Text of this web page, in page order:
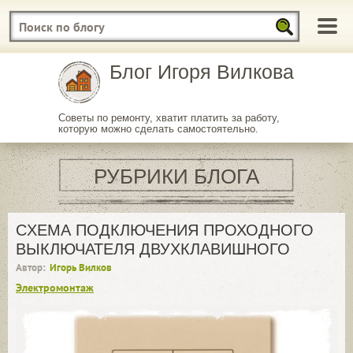
Блог Игоря Вилкова
Советы по ремонту, хватит платить за работу,
которую можно сделать самостоятельно.
РУБРИКИ БЛОГА
CХЕМА ПОДКЛЮЧЕНИЯ ПРОХОДНОГО
ВЫКЛЮЧАТЕЛЯ ДВУХКЛАВИШНОГО
Автор: Игорь Вилков
Электромонтаж